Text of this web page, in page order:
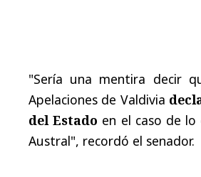
"Sería una mentira decir
Apelaciones de Valdivia
del Estado en el caso de
Austral", recordó el senador.